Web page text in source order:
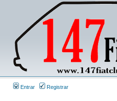
Entrar Registrar